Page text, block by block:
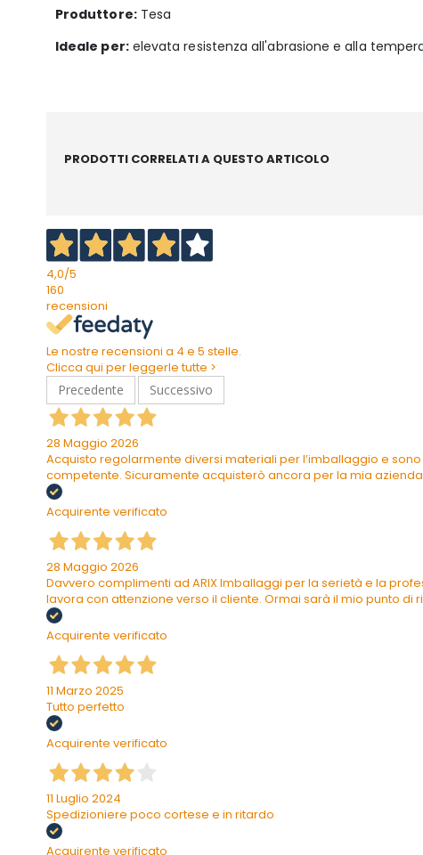
Produttore:Tesa
Ideale per:elevata resistenza all'abrasione e alla
PRODOTTI CORRELATI A QUESTO ARTICOLO
4,0/5
160
recensioni
Le nostre recensioni a 4 e 5 stelle.
Clicca qui per leggerle tutte >
Precedente
Successivo
28 Maggio 2026
Acquisto regolarmente diversi materiali per l’imballaggio e
competente. Sicuramente acquisterò ancora per la mia
Acquirente verificato
28 Maggio 2026
Davvero complimenti ad ARIX Imballaggi per la serietà e la
lavora con attenzione verso il cliente. Ormai sarà il mio punto di
Acquirente verificato
11 Marzo 2025
Tutto perfetto
Acquirente verificato
11 Luglio 2024
Spedizioniere poco cortese e in ritardo
Acquirente verificato